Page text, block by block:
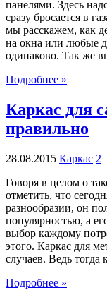
панелями. Здесь
сразу бросается в
мы расскажем, как
на окна или любые
одинаково. Так же
Подробнее »
Каркас для
правильно
28.08.2015 Каркас 2
Говоря в целом о
отметить, что
разнообразии, он
популярностью, а
выбор каждому
этого. Каркас для
случаев. Ведь тогда
Подробнее »